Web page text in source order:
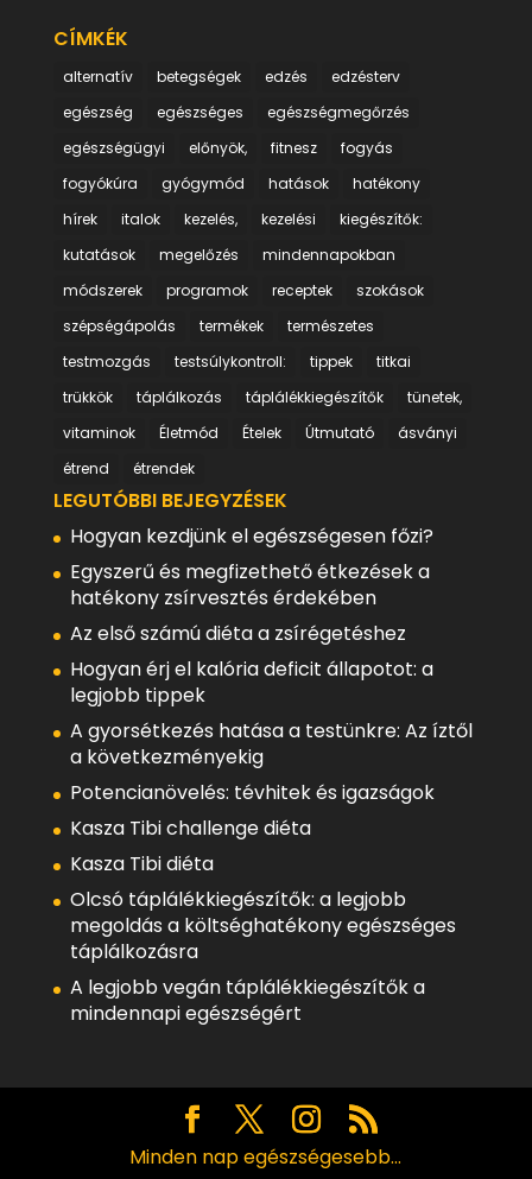
CÍMKÉK
alternatív betegségek edzés
edzésterv
egészség
egészséges
egészségmegőrzés
egészségügyi
előnyök, fitnesz
fogyás
fogyókúra
gyógymód hatások
hatékony
hírek
italok kezelés, kezelési
kiegészítők:
kutatások
megelőzés
mindennapokban
módszerek
programok receptek
szokások
szépségápolás
termékek
természetes
testmozgás
testsúlykontroll: tippek
titkai
trükkök
táplálkozás táplálékkiegészítők
tünetek,
vitaminok
Életmód Ételek Útmutató
ásványi
étrend
étrendek
LEGUTÓBBI BEJEGYZÉSEK
Hogyan kezdjünk el egészségesen főzi?
Egyszerű és megfizethető étkezések a
hatékony zsírvesztés érdekében
Az első számú diéta a zsírégetéshez
Hogyan érj el kalória deficit állapotot: a
legjobb tippek
A gyorsétkezés hatása a testünkre: Az íztől
a következményekig
Potencianövelés: tévhitek és igazságok
Kasza Tibi challenge diéta
Kasza Tibi diéta
Olcsó táplálékkiegészítők: a legjobb
megoldás a költséghatékony egészséges
táplálkozásra
A legjobb vegán táplálékkiegészítők a
mindennapi egészségért
Minden nap egészségesebb...